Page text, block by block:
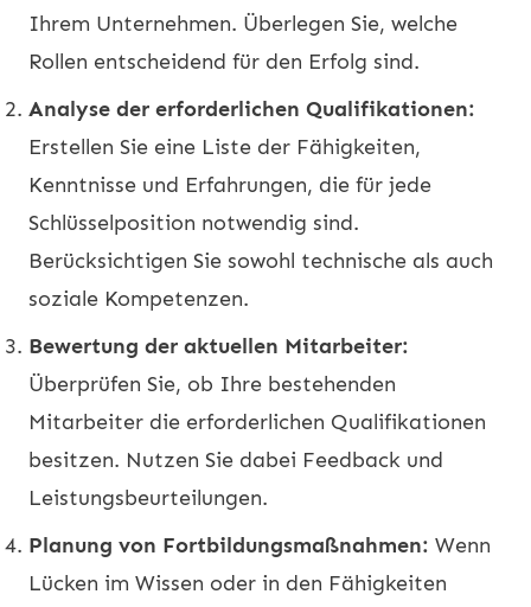
Ihrem Unternehmen. Überlegen Sie, welche
Rollen entscheidend für den Erfolg sind.
Analyse der erforderlichen Qualifikationen:
Erstellen Sie eine Liste der Fähigkeiten,
Kenntnisse und Erfahrungen, die für jede
Schlüsselposition notwendig sind.
Berücksichtigen Sie sowohl technische als auch
soziale Kompetenzen.
Bewertung der aktuellen Mitarbeiter:
Überprüfen Sie, ob Ihre bestehenden
Mitarbeiter die erforderlichen Qualifikationen
besitzen. Nutzen Sie dabei Feedback und
Leistungsbeurteilungen.
Planung von Fortbildungsmaßnahmen: Wenn
Lücken im Wissen oder in den Fähigkeiten